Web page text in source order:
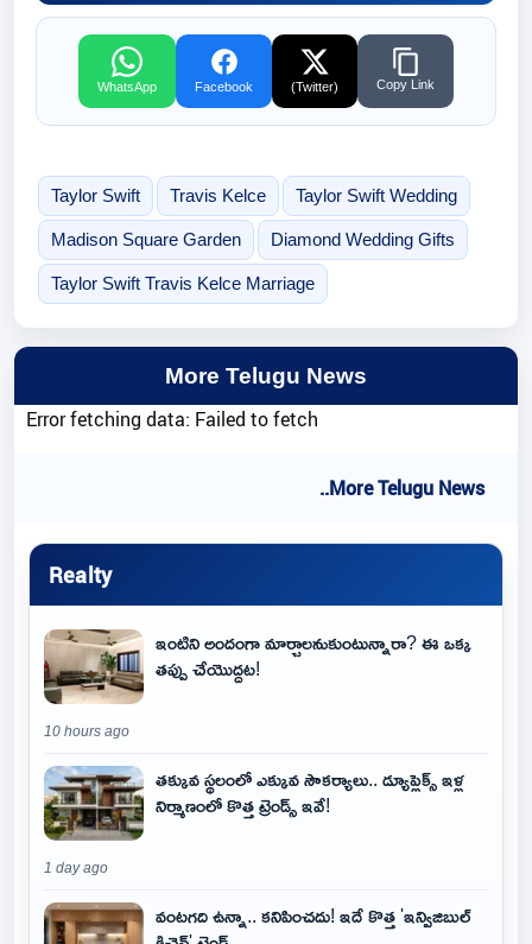
WhatsApp Facebook (Twitter) Copy Link
Taylor Swift Travis Kelce Taylor Swift Wedding
Madison Square Garden Diamond Wedding Gifts
Taylor Swift Travis Kelce Marriage
More Telugu News
Error fetching data: Failed to fetch
..More Telugu News
Realty
ఇంటిని అందంగా మార్చాలనుకుంటున్నారా? ఈ ఒక్క
తప్పు చేయొద్దట!
10 hours ago
తక్కువ స్థలంలో ఎక్కువ సౌకర్యాలు.. డ్యూప్లెక్స్ ఇళ్ల
నిర్మాణంలో కొత్త ట్రెండ్స్ ఇవే!
1 day ago
వంటగది ఉన్నా.. కనిపించదు! ఇదే కొత్త 'ఇన్విజిబుల్